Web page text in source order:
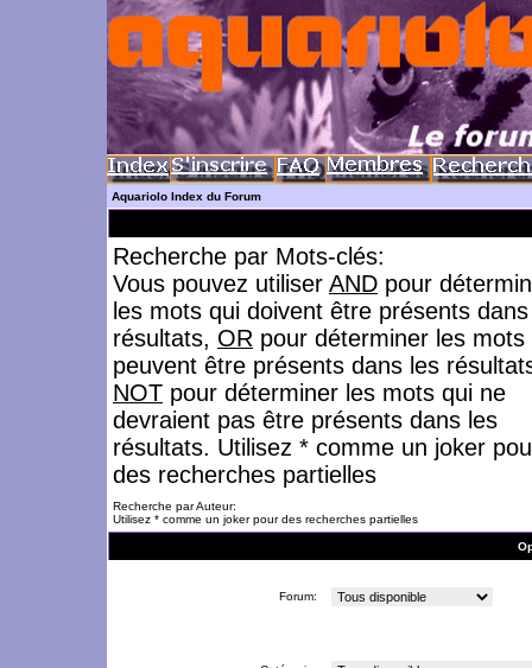
Aquariolo Index du Forum
Recherche par Mots-clés:
Vous pouvez utiliser AND pour
les mots qui doivent être présents
résultats, OR pour déterminer les mots
peuvent être présents dans les
NOT pour déterminer les mots qui ne
devraient pas être présents dans les
résultats. Utilisez * comme un joker
des recherches partielles
Recherche par Auteur:
Utilisez * comme un joker pour des recherches partielles
Forum: